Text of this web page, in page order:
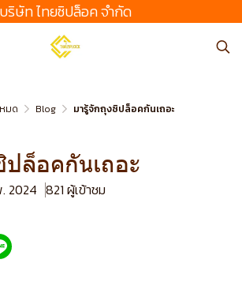
บริษัท ไทยซิปล็อค จํากัด
มด Blog มารู้จักถุงซิปล็อคกันเถอะ
ล็อคกันเถอะ
2024 821 ผู้เข้าชม